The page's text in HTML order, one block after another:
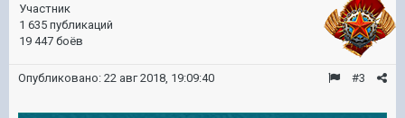
Участник
1 635 публикаций
19 447 боёв
#3
Опубликовано: 22 авг 2018, 19:09:40